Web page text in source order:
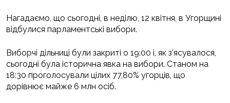
Нагадаємо, що сьогодні, в неділю, 12 квітня, в Угорщині
відбулися парламентські вибори.
Виборчі дільниці були закриті о 19:00 і, як з’ясувалося,
сьогодні була історична явка на вибори. Станом на
18:30 проголосували цілих 77,80% угорців, що
дорівнює майже 6 млн осіб.